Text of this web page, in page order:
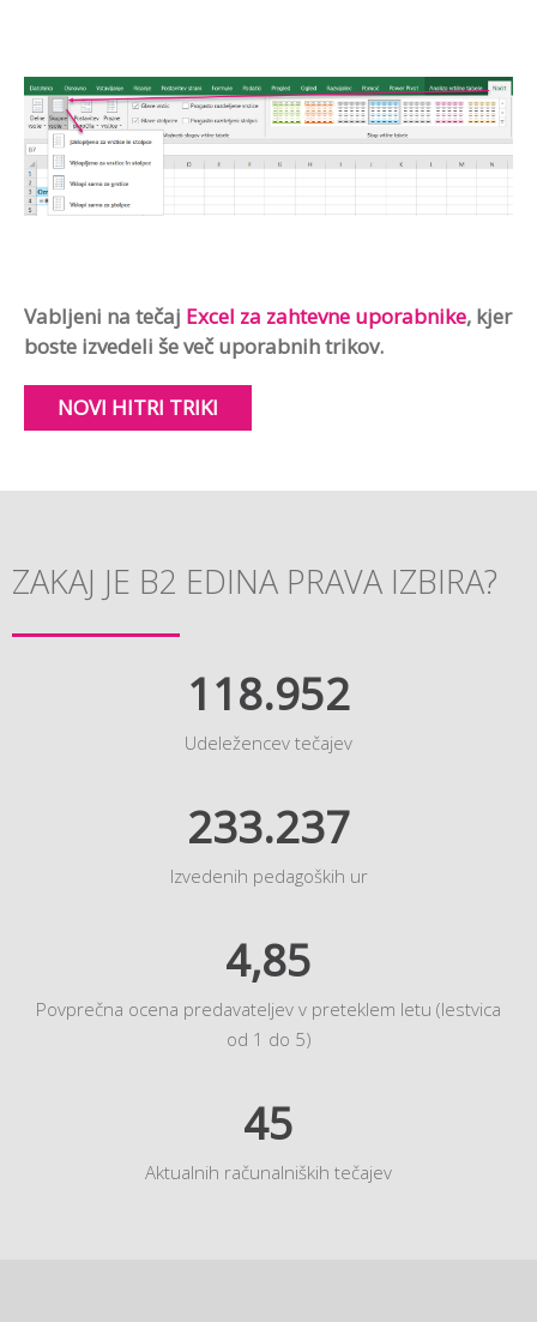
Vabljeni na tečaj Excel za zahtevne uporabnike, kjer
boste izvedeli še več uporabnih trikov.
NOVI HITRI TRIKI
ZAKAJ JE B2 EDINA PRAVA IZBIRA?
118.952
Udeležencev tečajev
233.237
Izvedenih pedagoških ur
4,85
Povprečna ocena predavateljev v preteklem letu (lestvica
od 1 do 5)
45
Aktualnih računalniških tečajev